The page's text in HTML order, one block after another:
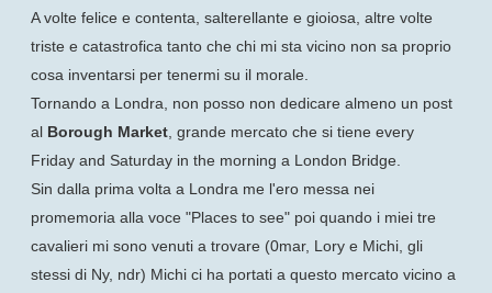
A volte felice e contenta, salterellante e gioiosa, altre volte
triste e catastrofica tanto che chi mi sta vicino non sa proprio
cosa inventarsi per tenermi su il morale.
Tornando a Londra, non posso non dedicare almeno un post
al Borough Market , grande mercato che si tiene every
Friday and Saturday in the morning a London Bridge.
Sin dalla prima volta a Londra me l'ero messa nei
promemoria alla voce "Places to see" poi quando i miei tre
cavalieri mi sono venuti a trovare (0mar, Lory e Michi, gli
stessi di Ny, ndr) Michi ci ha portati a questo mercato vicino a